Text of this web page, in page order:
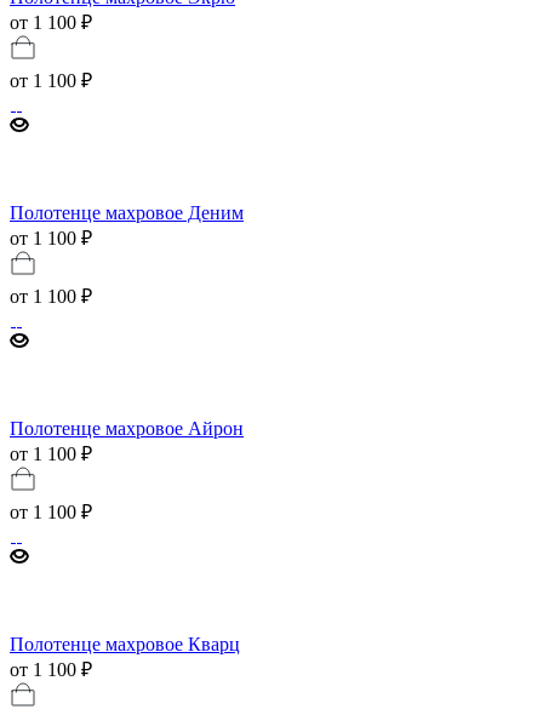
от 1 100 ₽
от 1 100 ₽
Полотенце махровое Деним
от 1 100 ₽
от 1 100 ₽
Полотенце махровое Айрон
от 1 100 ₽
от 1 100 ₽
Полотенце махровое Кварц
от 1 100 ₽